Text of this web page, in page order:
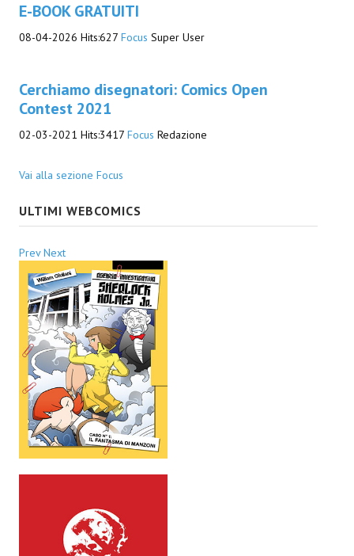
E-BOOK GRATUITI
08-04-2026 Hits:627 Focus Super User
Cerchiamo disegnatori: Comics Open
Contest 2021
02-03-2021 Hits:3417 Focus Redazione
Vai alla sezione Focus
ULTIMI WEBCOMICS
Prev Next